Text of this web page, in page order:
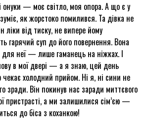
онуки — моє світло, моя опора. А що є у
як жорстоко помилився. Та дівка не
ліки від тиску, не випере йому
гарячий суп до його повернення. Вона
неї — лише гаманець на ніжках. І
в мої двері — а я знаю, цей день
холодний прийом. Ні я, ні сини не
зради. Він покинув нас заради миттєвого
пристрасті, а ми залишилися сім’єю —
до біса з коханкою!